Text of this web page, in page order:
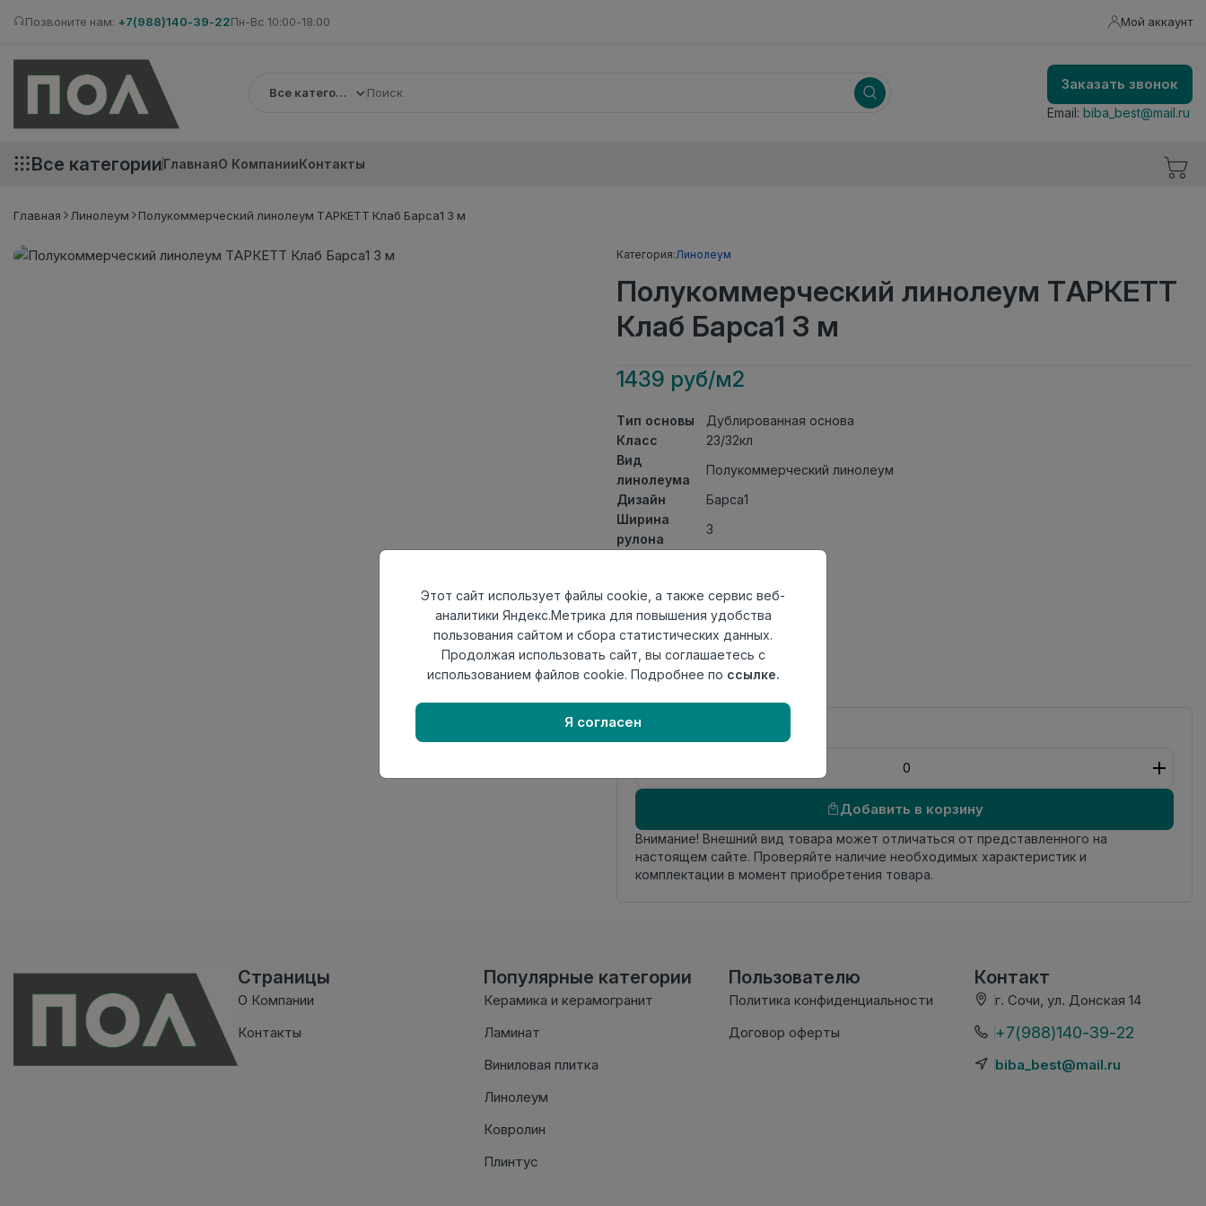
Позвоните нам: +7(988)140-39-22Пн-Вс 10:00-18:00 Мой аккаунт
Все категории
Заказать звонок
Email: biba_best@mail.ru
Все категорииГлавнаяО КомпанииКонтакты
Главная Линолеум Полукоммерческий линолеум ТАРКЕТТ Клаб Барса1 3 м
Категория:Линолеум
Полукоммерческий линолеум ТАРКЕТТ
Клаб Барса1 3 м
1439 руб/м2
Тип основы
Дублированная основа
Класс
23/32кл
Вид
линолеума
Полукоммерческий линолеум
Дизайн
Барса1
Ширина
рулона
3
Толщина
защитного
слоя
0,50мм
АктуальностьАктуален
Страна
Добавить в корзину
Внимание! Внешний вид товара может отличаться от представленного на
настоящем сайте. Проверяйте наличие необходимых характеристик и
комплектации в момент приобретения товара.
Страницы
О Компании
Контакты
Популярные категории
Керамика и керамогранит
Ламинат
Виниловая плитка
Линолеум
Ковролин
Плинтус
Пользователю
Политика конфиденциальности
Договор оферты
Контакт
г. Сочи, ул. Донская 14
+7(988)140-39-22
biba_best@mail.ru
Этот сайт использует файлы cookie, а также сервис веб-
аналитики Яндекс.Метрика для повышения удобства
пользования сайтом и сбора статистических данных.
Продолжая использовать сайт, вы соглашаетесь с
использованием файлов cookie. Подробнее по ссылке.
Я согласен